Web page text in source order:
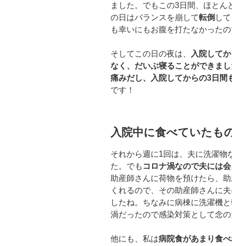
ました。でもこの3日間、ほと
の日はバランスを崩して転倒 し
も幸いにもお腹を打たなかった
そしてこの日の夜は、
入院して
なく、だいぶ寝ることができまし
痛みだし、入院してからの3日
です！
入院中に食べていたも
それから週に1回は、夫に洗濯物
た。でも コロナ渦なので夫には
助産師さんに荷物を預けたら、
くれるので、その助産師さんに
したね。ちなみに病棟に洗濯機
渦だったので感染対策として念
他にも、私は病院食があまり食